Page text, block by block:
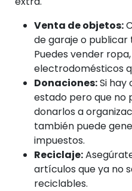
Venta de objetos:
de garaje o publicar
Puedes vender
electrodomésticos
Donaciones:Si hay
estado pero que no
donarlos a
también puede
impuestos.
Reciclaje:
artículos que ya no
reciclables.